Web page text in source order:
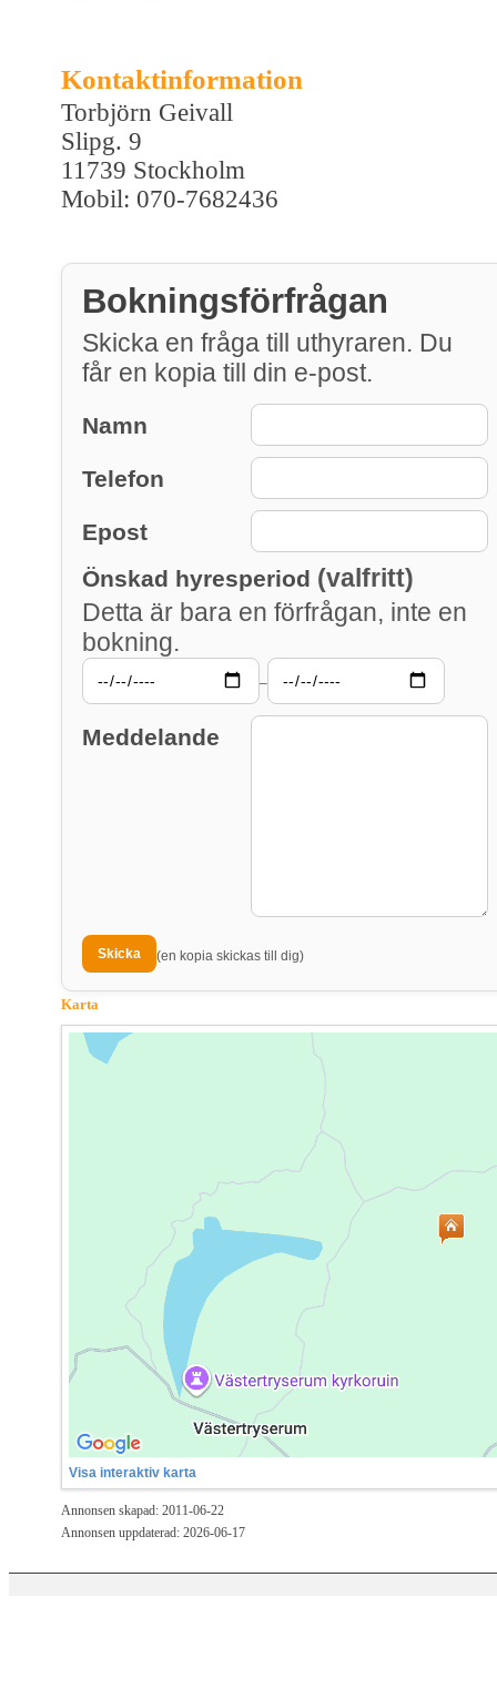
Kontaktinformation
Torbjörn Geivall
Slipg. 9
11739 Stockholm
Mobil: 070-7682436
Bokningsförfrågan
Skicka en fråga till uthyraren. Du
får en kopia till din e-post.
Namn
Telefon
Epost
Önskad hyresperiod (valfritt)
Detta är bara en förfrågan, inte en
bokning.
–
Meddelande
(en kopia skickas till dig)
Karta
Visa interaktiv karta
Annonsen skapad: 2011-06-22
Annonsen uppdaterad: 2026-06-17